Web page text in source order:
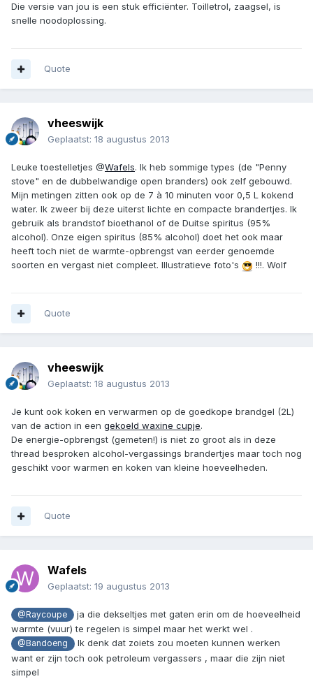
Die versie van jou is een stuk efficiënter. Toilletrol, zaagsel, is
snelle noodoplossing.
Quote
vheeswijk
Geplaatst: 18 augustus 2013
Leuke toestelletjes @Wafels. Ik heb sommige types (de "Penny
stove" en de dubbelwandige open branders) ook zelf gebouwd.
Mijn metingen zitten ook op de 7 à 10 minuten voor 0,5 L kokend
water. Ik zweer bij deze uiterst lichte en compacte brandertjes. Ik
gebruik als brandstof bioethanol of de Duitse spiritus (95%
alcohol). Onze eigen spiritus (85% alcohol) doet het ook maar
heeft toch niet de warmte-opbrengst van eerder genoemde
soorten en vergast niet compleet. Illustratieve foto's
!!!. Wolf
Quote
vheeswijk
Geplaatst: 18 augustus 2013
Je kunt ook koken en verwarmen op de goedkope brandgel (2L)
van de action in een gekoeld waxine cupje.
De energie-opbrengst (gemeten!) is niet zo groot als in deze
thread besproken alcohol-vergassings brandertjes maar toch nog
geschikt voor warmen en koken van kleine hoeveelheden.
Quote
Wafels
Geplaatst: 19 augustus 2013
@Raycoupe
ja die dekseltjes met gaten erin om de hoeveelheid
warmte (vuur) te regelen is simpel maar het werkt wel .
@Bandoeng
Ik denk dat zoiets zou moeten kunnen werken
want er zijn toch ook petroleum vergassers , maar die zijn niet
simpel